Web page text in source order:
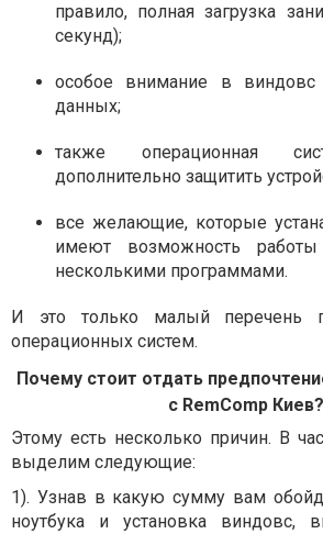
правило, полная загрузка
секунд);
особое внимание в виндовс
данных;
также операционная
дополнительно защитить
все желающие, которые
имеют возможность
несколькими программами.
И это только малый перечень
операционных систем.
Почему стоит отдать
с RemComp Киев?
Этому есть несколько причин. В
выделим следующие:
1). Узнав в какую сумму вам
ноутбука и установка виндовс,